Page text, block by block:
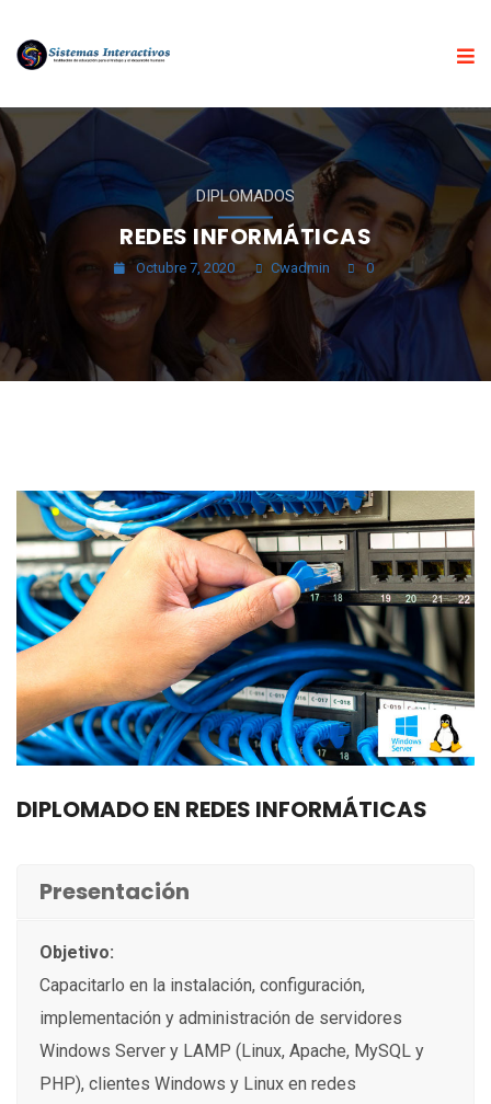
DIPLOMADOS
REDES INFORMÁTICAS
Octubre 7, 2020 Cwadmin 0
DIPLOMADO EN REDES INFORMÁTICAS
Presentación
Objetivo:
Capacitarlo en la instalación, configuración,
implementación y administración de servidores
Windows Server y LAMP (Linux, Apache, MySQL y
PHP), clientes Windows y Linux en redes